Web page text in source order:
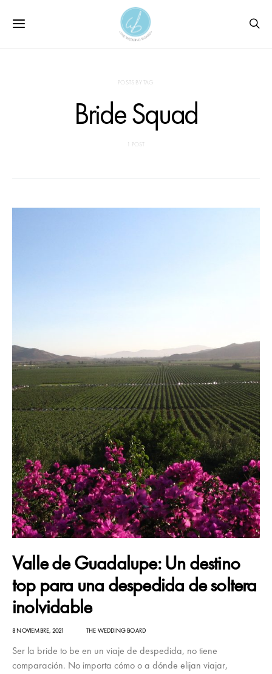
POSTS BY TAG
Bride Squad
1 POST
Valle de Guadalupe: Un destino
top para una despedida de soltera
inolvidable
8 NOVIEMBRE, 2021 THE WEDDING BOARD
Ser la bride to be en un viaje de despedida, no tiene
comparación. No importa cómo o a dónde elijan viajar,